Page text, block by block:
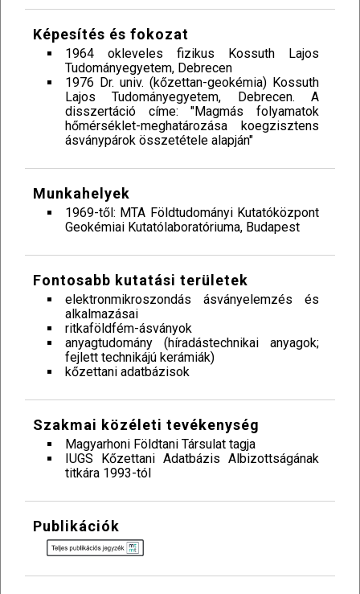
Képesítés és fokozat
1964 okleveles fizikus Kossuth Lajos
Tudományegyetem, Debrecen
1976 Dr. univ. (kőzettan-geokémia) Kossuth
Lajos Tudományegyetem, Debrecen. A
disszertáció címe: "Magmás folyamatok
hőmérséklet-meghatározása koegzisztens
ásványpárok összetétele alapján"
Munkahelyek
1969-től: MTA Földtudományi Kutatóközpont
Geokémiai Kutatólaboratóriuma, Budapest
Fontosabb kutatási területek
elektronmikroszondás ásványelemzés és
alkalmazásai
ritkaföldfém-ásványok
anyagtudomány (híradástechnikai anyagok;
fejlett technikájú kerámiák)
kőzettani adatbázisok
Szakmai közéleti tevékenység
Magyarhoni Földtani Társulat tagja
IUGS Kőzettani Adatbázis Albizottságának
titkára 1993-tól
Publikációk